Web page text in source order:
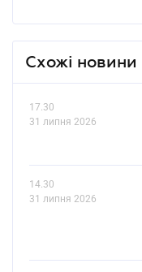
Схожі новини
17.30
31 липня 2026
14.30
31 липня 2026